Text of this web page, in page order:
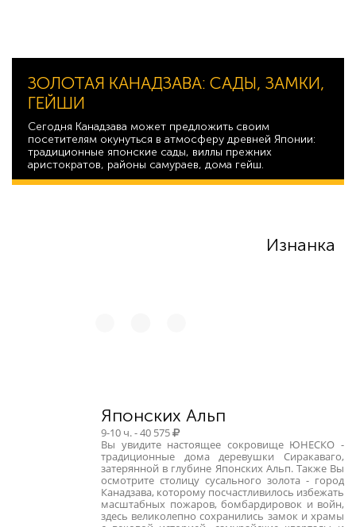
ЗОЛОТАЯ КАНАДЗАВА: САДЫ, ЗАМКИ,
ГЕЙШИ
Сегодня Канадзава может предложить своим
посетителям окунуться в атмосферу древней Японии:
традиционные японские сады, виллы прежних
аристократов, районы самураев, дома гейш.
Изнанка
Японских Альп
9-10 ч. - 40 575
Вы увидите настоящее сокровище ЮНЕСКО -
традиционные дома деревушки Сиракаваго,
затерянной в глубине Японских Альп. Также Вы
осмотрите столицу сусального золота - город
Канадзава, которому посчастливилось избежать
масштабных пожаров, бомбардировок и войн,
здесь великолепно сохранились замок и храмы